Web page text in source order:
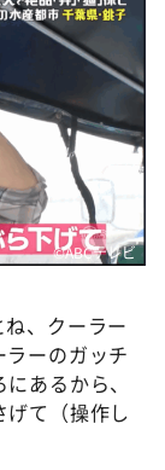
©️ABCテレビ
ね、クーラー
ーのガッチ
あるから、
て（操作し